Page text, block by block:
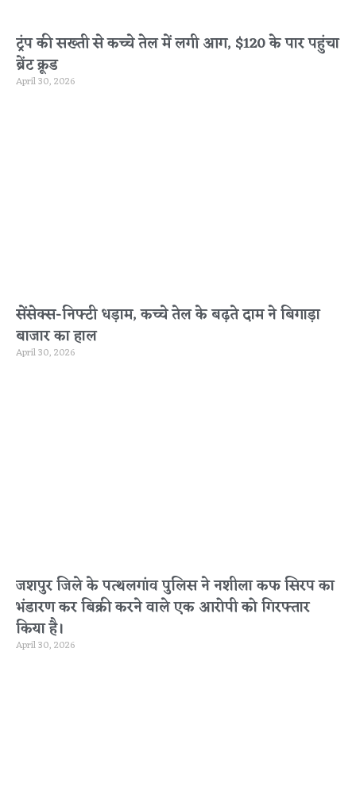
ट्रंप की सख्ती से कच्चे तेल में लगी आग, $120 के पार पहुंचा
ब्रेंट क्रूड
April 30, 2026
सेंसेक्स-निफ्टी धड़ाम, कच्चे तेल के बढ़ते दाम ने बिगाड़ा
बाजार का हाल
April 30, 2026
जशपुर जिले के पत्थलगांव पुलिस ने नशीला कफ सिरप का
भंडारण कर बिक्री करने वाले एक आरोपी को गिरफ्तार
किया है।
April 30, 2026